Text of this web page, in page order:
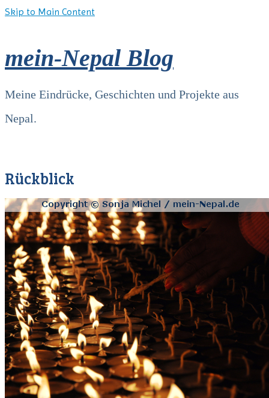
Skip to Main Content
mein-Nepal Blog
Meine Eindrücke, Geschichten und Projekte aus
Nepal.
Rückblick